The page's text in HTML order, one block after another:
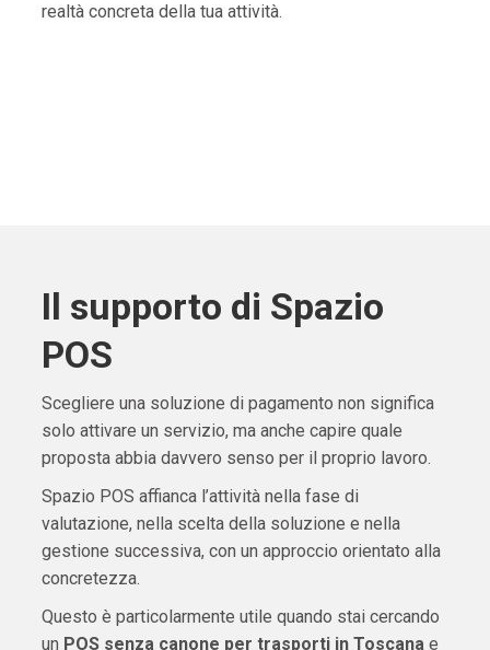
realtà concreta della tua attività.
Il supporto di Spazio
POS
Scegliere una soluzione di pagamento non significa
solo attivare un servizio, ma anche capire quale
proposta abbia davvero senso per il proprio lavoro.
Spazio POS affianca l’attività nella fase di
valutazione, nella scelta della soluzione e nella
gestione successiva, con un approccio orientato alla
concretezza.
Questo è particolarmente utile quando stai cercando
un POS senza canone per trasporti in Toscanae